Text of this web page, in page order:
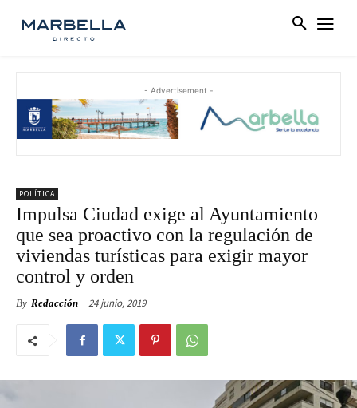
- Advertisement -
POLÍTICA
Impulsa Ciudad exige al Ayuntamiento
que sea proactivo con la regulación de
viviendas turísticas para exigir mayor
control y orden
By Redacción 24 junio, 2019